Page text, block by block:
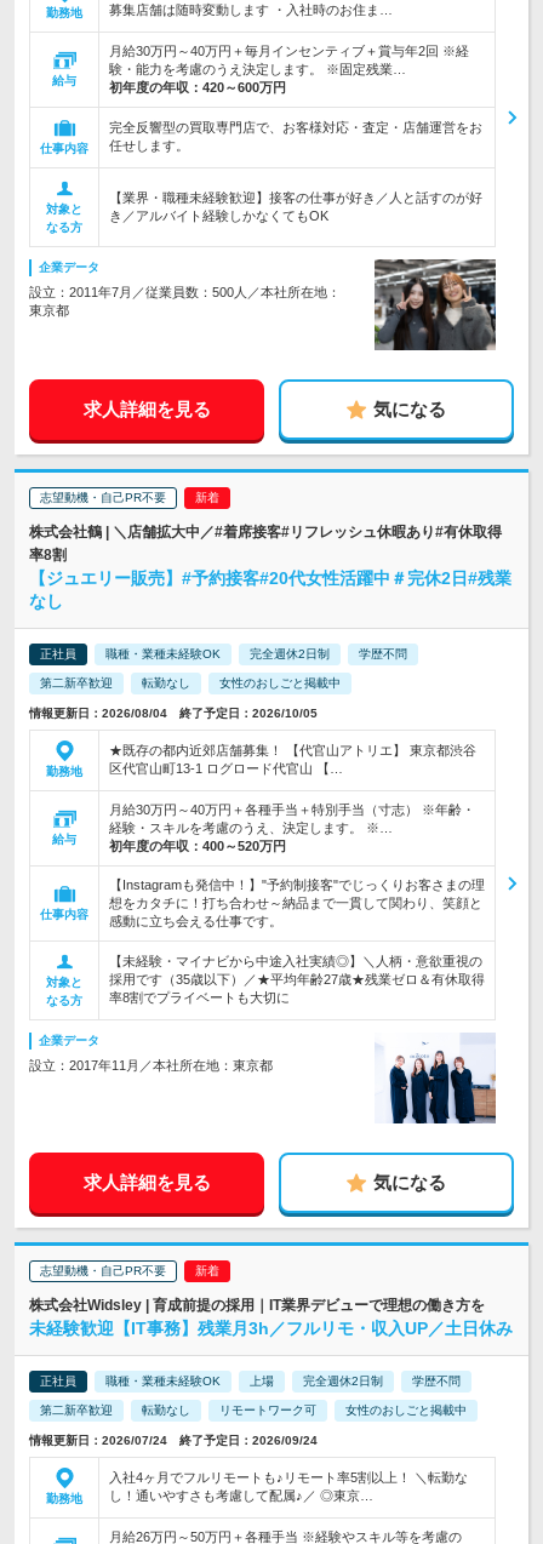
勤務地
募集店舗は随時変動します ・入社時のお住ま…
給与
月給30万円～40万円＋毎月インセンティブ＋賞与年2回 ※経
験・能力を考慮のうえ決定します。 ※固定残業…
初年度の年収： 420～600万円
仕事内容
完全反響型の買取専門店で、お客様対応・査定・店舗運営をお
任せします。
対象と
なる方
【業界・職種未経験歓迎】接客の仕事が好き／人と話すのが好
き／アルバイト経験しかなくてもOK
企業データ
設立：2011年7月／従業員数：500人／本社所在地：
東京都
求人詳細を見る 気になる
志望動機・自己PR不要
株式会社鶴 | ＼店舗拡大中／#着席接客#リフレッシュ休暇あり#有休取得
率8割
【ジュエリー販売】#予約接客#20代女性活躍中＃完休2日#残業
なし
正社員 職種・業種未経験OK 完全週休2日制 学歴不問
第二新卒歓迎 転勤なし 女性のおしごと掲載中
情報更新日：2026/08/04 終了予定日：2026/10/05
勤務地
★既存の都内近郊店舗募集！ 【代官山アトリエ】 東京都渋谷
区代官山町13-1 ログロード代官山 【…
給与
月給30万円～40万円＋各種手当＋特別手当（寸志） ※年齢・
経験・スキルを考慮のうえ、決定します。 ※…
初年度の年収： 400～520万円
仕事内容
【Instagramも発信中！】"予約制接客"でじっくりお客さまの理
想をカタチに！打ち合わせ～納品まで一貫して関わり、笑顔と
感動に立ち会える仕事です。
対象と
なる方
【未経験・マイナビから中途入社実績◎】＼人柄・意欲重視の
採用です（35歳以下）／★平均年齢27歳★残業ゼロ＆有休取得
率8割でプライベートも大切に
企業データ
設立：2017年11月／本社所在地：東京都
求人詳細を見る 気になる
志望動機・自己PR不要
株式会社Widsley | 育成前提の採用｜IT業界デビューで理想の働き方を
未経験歓迎【IT事務】残業月3h／フルリモ・収入UP／土日休み
正社員 職種・業種未経験OK 上場 完全週休2日制 学歴不問
第二新卒歓迎 転勤なし リモートワーク可 女性のおしごと掲載中
情報更新日：2026/07/24 終了予定日：2026/09/24
勤務地
入社4ヶ月でフルリモートも♪リモート率5割以上！ ＼転勤な
し！通いやすさも考慮して配属♪／ ◎東京…
月給26万円～50万円＋各種手当 ※経験やスキル等を考慮の